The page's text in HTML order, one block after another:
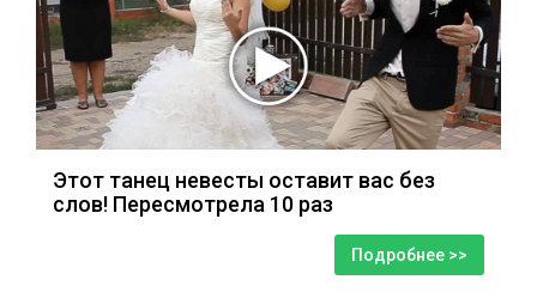
Этот танец невесты оставит вас без
слов! Пересмотрела 10 раз
Подробнее >>